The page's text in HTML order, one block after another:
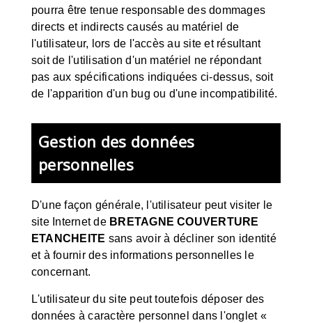
pourra être tenue responsable des dommages
directs et indirects causés au matériel de
l'utilisateur, lors de l'accès au site et résultant
soit de l'utilisation d'un matériel ne répondant
pas aux spécifications indiquées ci-dessus, soit
de l'apparition d'un bug ou d'une incompatibilité.
Gestion des données
personnelles
D'une façon générale, l'utilisateur peut visiter le
site Internet de BRETAGNE COUVERTURE
ETANCHEITE sans avoir à décliner son identité
et à fournir des informations personnelles le
concernant.
L'utilisateur du site peut toutefois déposer des
données à caractère personnel dans l'onglet «